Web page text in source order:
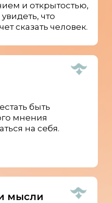
быть
мнения
на себя.
мысли
и открытостью,
что
сказать человек.